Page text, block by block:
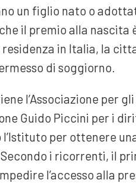
un figlio nato o
il premio alla
residenza in Italia, la
di soggiorno.
l’Associazione per
Guido Piccini per i
l’Istituto per ottenere
i ricorrenti, il
impedire l’accesso alla